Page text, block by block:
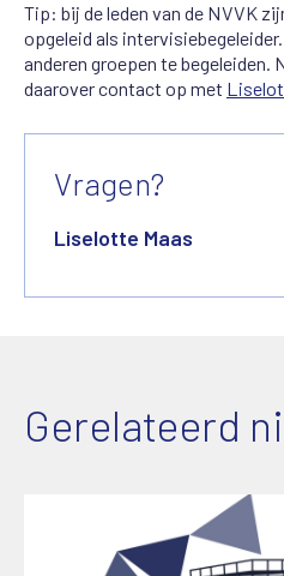
Tip: bij de leden van de NVVK
opgeleid als
anderen groepen te
daarover contact op met
Vragen?
Liselotte Maas
Gerelateerd